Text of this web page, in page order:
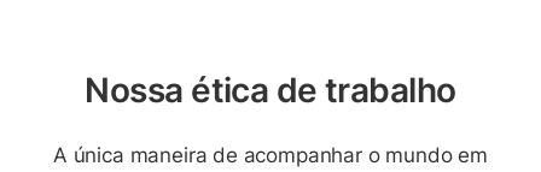
Nossa ética de trabalho
A única maneira de acompanhar o mundo em